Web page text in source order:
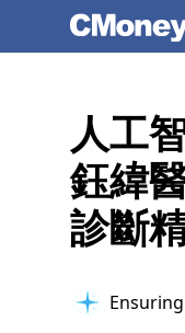
人工
鈺緯
診斷